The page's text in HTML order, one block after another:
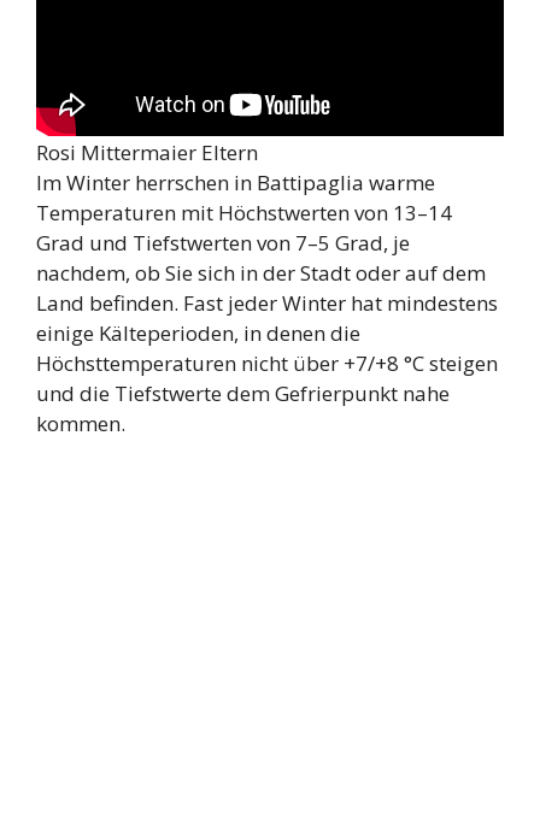
Rosi Mittermaier Eltern
Im Winter herrschen in Battipaglia warme
Temperaturen mit Höchstwerten von 13–14
Grad und Tiefstwerten von 7–5 Grad, je
nachdem, ob Sie sich in der Stadt oder auf dem
Land befinden. Fast jeder Winter hat mindestens
einige Kälteperioden, in denen die
Höchsttemperaturen nicht über +7/+8 °C steigen
und die Tiefstwerte dem Gefrierpunkt nahe
kommen.